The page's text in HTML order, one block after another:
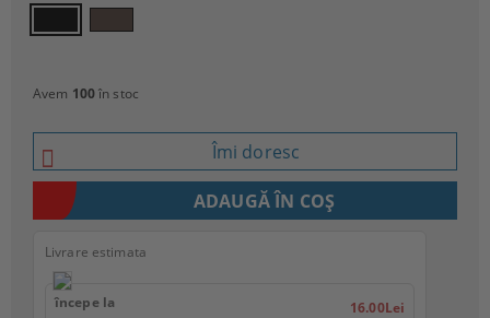
Avem 100în stoc
Îmi doresc
Livrare estimata
începe la 16.00Lei